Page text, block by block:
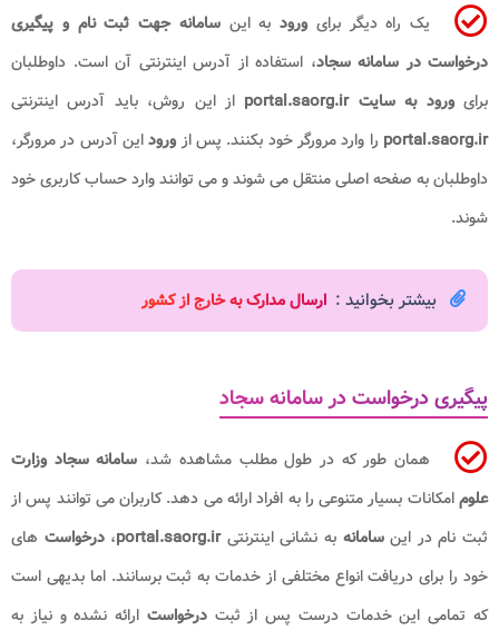
یک راه دیگر برای ورود به این سامانه جهت ثبت نام و پیگیری
درخواست در سامانه سجاد، استفاده از آدرس اینترنتی آن است. داوطلبان
برایورود به سایت portal.saorg.ir
از این روش، باید آدرس اینترنتی
portal.saorg.ir را وارد مرورگر خود بکنند. پس از وروداین آدرس در مرورگر،
داوطلبان به صفحه اصلی منتقل می شوند و می توانند وارد حساب کاربری خود
شوند.
بیشتر بخوانید : ارسال مدارک به خارج از کشور
پیگیری درخواست در سامانه سجاد
همان طور که در طول مطلب مشاهده شد، سامانه سجاد وزارت
علومامکانات بسیار متنوعی را به افراد ارائه می دهد. کاربران می توانند پس از
ثبت نام در اینسامانه به نشانی اینترنتی portal.saorg.ir ،درخواست های
خود را برای دریافت انواع مختلفی از خدمات به ثبت برسانند. اما بدیهی است
که تمامی این خدمات درست پس از ثبتدرخواست ارائه نشده و نیاز به